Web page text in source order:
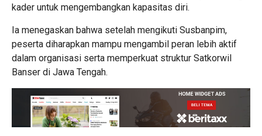
kader untuk mengembangkan kapasitas diri.
Ia menegaskan bahwa setelah mengikuti Susbanpim,
peserta diharapkan mampu mengambil peran lebih aktif
dalam organisasi serta memperkuat struktur Satkorwil
Banser di Jawa Tengah.